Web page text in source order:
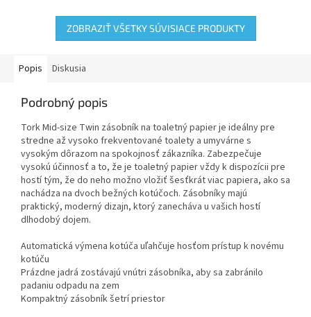
ZOBRAZIŤ VŠETKY SÚVISIACE PRODUKTY
Popis Diskusia
Podrobný popis
Tork Mid-size Twin zásobník na toaletný papier je ideálny pre
stredne až vysoko frekventované toalety a umyvárne s
vysokým dôrazom na spokojnosť zákazníka. Zabezpečuje
vysokú účinnosť a to, že je toaletný papier vždy k dispozícii pre
hostí tým, že do neho možno vložiť šesťkrát viac papiera, ako sa
nachádza na dvoch bežných kotúčoch. Zásobníky majú
praktický, moderný dizajn, ktorý zanecháva u vašich hostí
dlhodobý dojem.
Automatická výmena kotúča uľahčuje hosťom prístup k novému
kotúču
Prázdne jadrá zostávajú vnútri zásobníka, aby sa zabránilo
padaniu odpadu na zem
Kompaktný zásobník šetrí priestor